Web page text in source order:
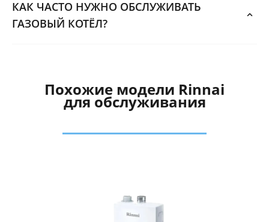
КАК ЧАСТО НУЖНО ОБСЛУЖИВАТЬ
ГАЗОВЫЙ КОТЁЛ?
Похожие модели Rinnai
для обслуживания